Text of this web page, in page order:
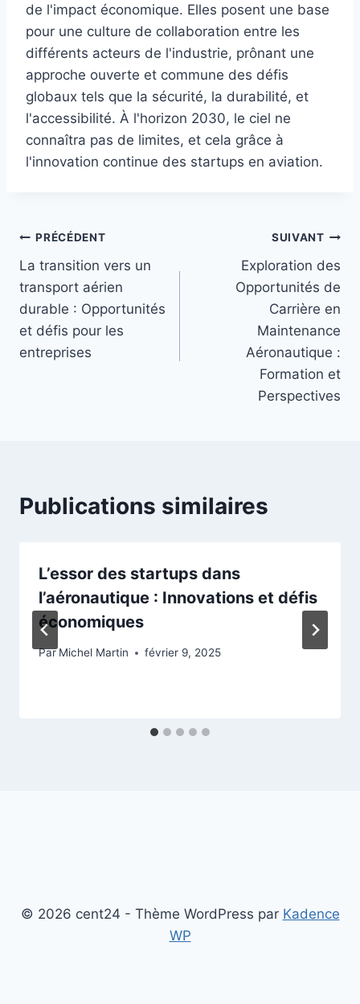
de l'impact économique. Elles posent une base
pour une culture de collaboration entre les
différents acteurs de l'industrie, prônant une
approche ouverte et commune des défis
globaux tels que la sécurité, la durabilité, et
l'accessibilité. À l'horizon 2030, le ciel ne
connaîtra pas de limites, et cela grâce à
l'innovation continue des startups en aviation.
Navigation
de
l’article
PRÉCÉDENT
La transition vers un
transport aérien
durable : Opportunités
et défis pour les
entreprises
SUIVANT
Exploration des
Opportunités de
Carrière en
Maintenance
Aéronautique :
Formation et
Perspectives
Publications similaires
L’essor des startups dans
l’aéronautique : Innovations et défis
économiques
Par Michel Martin février 9, 2025
© 2026 cent24 - Thème WordPress par Kadence
WP